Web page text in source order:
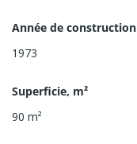
Année de construction
1973
Superficie, m²
90 m²